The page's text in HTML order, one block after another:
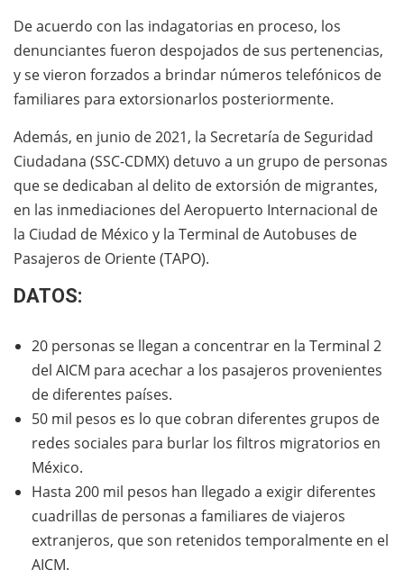
De acuerdo con las indagatorias en proceso, los
denunciantes fueron despojados de sus pertenencias,
y se vieron forzados a brindar números telefónicos de
familiares para extorsionarlos posteriormente.
Además, en junio de 2021, la Secretaría de Seguridad
Ciudadana (SSC-CDMX) detuvo a un grupo de personas
que se dedicaban al delito de extorsión de migrantes,
en las inmediaciones del Aeropuerto Internacional de
la Ciudad de México y la Terminal de Autobuses de
Pasajeros de Oriente (TAPO).
DATOS:
20 personas se llegan a concentrar en la Terminal 2
del AICM para acechar a los pasajeros provenientes
de diferentes países.
50 mil pesos es lo que cobran diferentes grupos de
redes sociales para burlar los filtros migratorios en
México.
Hasta 200 mil pesos han llegado a exigir diferentes
cuadrillas de personas a familiares de viajeros
extranjeros, que son retenidos temporalmente en el
AICM.